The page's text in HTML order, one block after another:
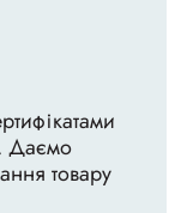
Даємо
товару